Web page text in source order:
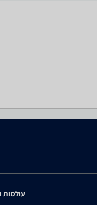
עולמות